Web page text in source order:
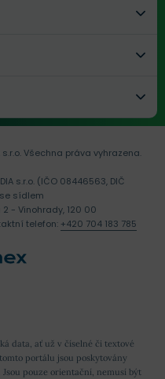
data, ať už v číselné či textové
portálu jsou poskytovány
pouze orientační, nemusí být
Všechna práva vyhrazena.
s.r.o. (IČO 08446563, DIČ
sídlem
- Vinohrady, 120 00
telefon: +420 704 183 785